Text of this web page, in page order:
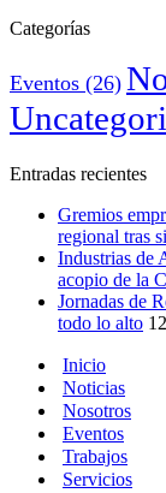
Categorías
Eventos (26)
Entradas recientes
Gremios
regional tras
Industrias de
acopio de la
Jornadas de
todo lo alto
Inicio
Noticias
Nosotros
Eventos
Trabajos
Servicios